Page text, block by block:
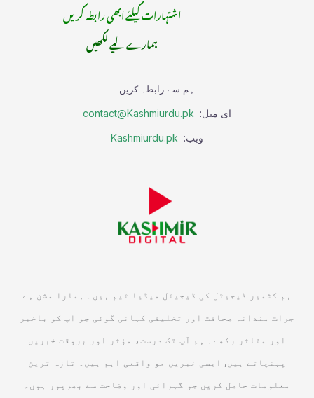
اشتہارات کیلئے ابھی رابطہ کریں
ہمارے لیے لکھیں
ہم سے رابطہ کریں
ای میل: contact@Kashmiurdu.pk
ویب: Kashmiurdu.pk
ہم کشمیر ڈیجیٹل کی ڈیجیٹل میڈیا ٹیم ہیں۔ ہمارا مشن ہے
جرات مندانہ صحافت اور تخلیقی کہانی گوئی جو آپ کو باخبر
اور متاثر رکھے۔ ہم آپ تک درست، مؤثر اور بروقت خبریں
پہنچاتے ہیں, ایسی خبریں جو واقعی اہم ہیں۔ تازہ ترین
معلومات حاصل کریں جو گہرائی اور وضاحت سے بھرپور ہوں۔